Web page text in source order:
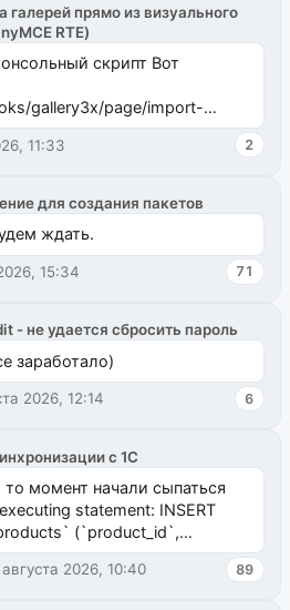
прямо из визуального
RTE)
скрипт Вот
gallery3x/page/import-
11:33 2
для создания пакетов
ждать.
15:34 71
- не удается сбросить пароль
заработало)
2026, 12:14 6
с 1С
момент начали сыпаться
statement: INSERT
(`product_id`,
2026, 10:40 89